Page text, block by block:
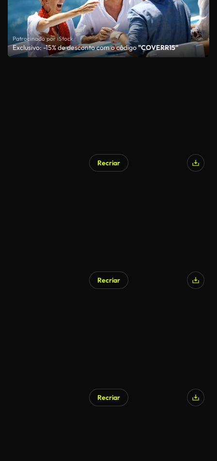
Patrocinado por iStock
Exclusivo: -15% de desconto com o código"COVERR15"
Recriar
Recriar
Recriar